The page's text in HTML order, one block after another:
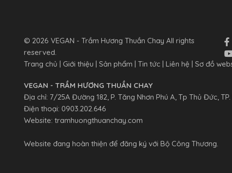
© 2026 VEGAN - Trầm Hương Thuần Chay All rights
reserved.
Trang chủ
Giới thiệu Sản phẩm Tin tức| Liên hệ Sơ đồ
VEGAN - TRẦM HƯƠNG THUẦN CHAY
Địa chỉ: 7/25A Đường 182, P. Tăng Nhơn Phú A, Tp Thủ Đức, TP.
Điện thoại: 0903.202.646
Website: tramhuongthuanchay.com
Website đang hoàn thiện để đăng ký với Bộ Công Thương.